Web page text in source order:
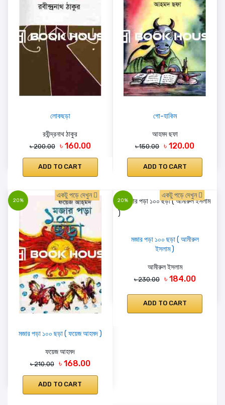
লোকছড়া
রবীন্দ্রনাথ ঠাকুর
৳ 200.00 ৳ 160.00
ADD TO CART
গো-হাকিম
আহমদ ছফা
৳ 150.00 ৳ 120.00
ADD TO CART
20%
একটু পড়ে দেখুন
মজার পড়া ১০০ ছড়া ( ফয়েজ আহমদ )
ফয়েজ আহমদ
৳ 210.00 ৳ 168.00
ADD TO CART
20%
একটু পড়ে দেখুন
মজার পড়া ১০০ ছড়া ( আমীরুল
ইসলাম )
আমীরুল ইসলাম
৳ 230.00 ৳ 184.00
ADD TO CART